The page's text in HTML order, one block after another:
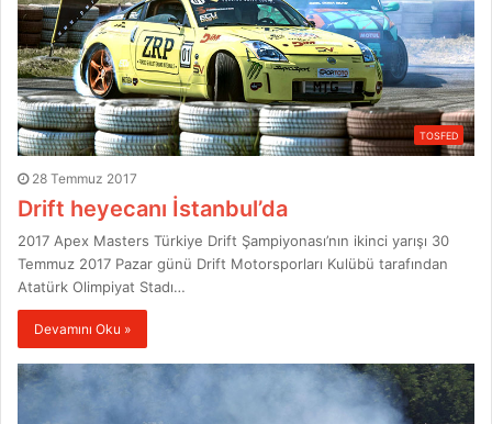
TOSFED
28 Temmuz 2017
Drift heyecanı İstanbul’da
2017 Apex Masters Türkiye Drift Şampiyonası’nın ikinci yarışı 30
Temmuz 2017 Pazar günü Drift Motorsporları Kulübü tarafından
Atatürk Olimpiyat Stadı…
Devamını Oku »